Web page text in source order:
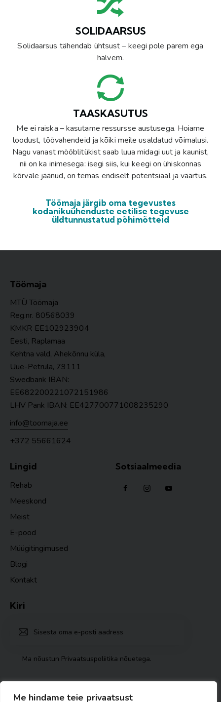
Me hindame teie privaatsust
SOLIDAARSUS
Solidaarsus tähendab ühtsust – keegi pole parem ega
halvem.
TAASKASUTUS
Me ei raiska – kasutame ressursse austusega. Hoiame
loodust, töövahendeid ja kõiki meile usaldatud võimalusi.
Nagu vanast mööblitükist saab luua midagi uut ja kaunist,
nii on ka inimesega: isegi siis, kui keegi on ühiskonnas
kõrvale jäänud, on temas endiselt potentsiaal ja väärtus.
Töömaja järgib oma tegevustes
kodanikuühenduste eetilise tegevuse
üldtunnustatud põhimõtteid
Töömaja
MTÜ Töömaja
Reg.nr. 80568039
KMKR EE102923904
Eesti, Raplamaa
Kehtna vald, Ahekõnnu küla,
Uue-Petrula, 79111
Swedbank IBAN:
EE682200221072151986
LHV Pank IBAN: EE427700771008235290
info@toomaja.ee
+372 55661624
Lingid
Rehab
Meeskond
Meist
E-pood
Müügitingimused
Blogi
Kontakt
Sotsiaalmeedia
Kiri
Ma nõustun Privaatsuspoliitika nõuetega.